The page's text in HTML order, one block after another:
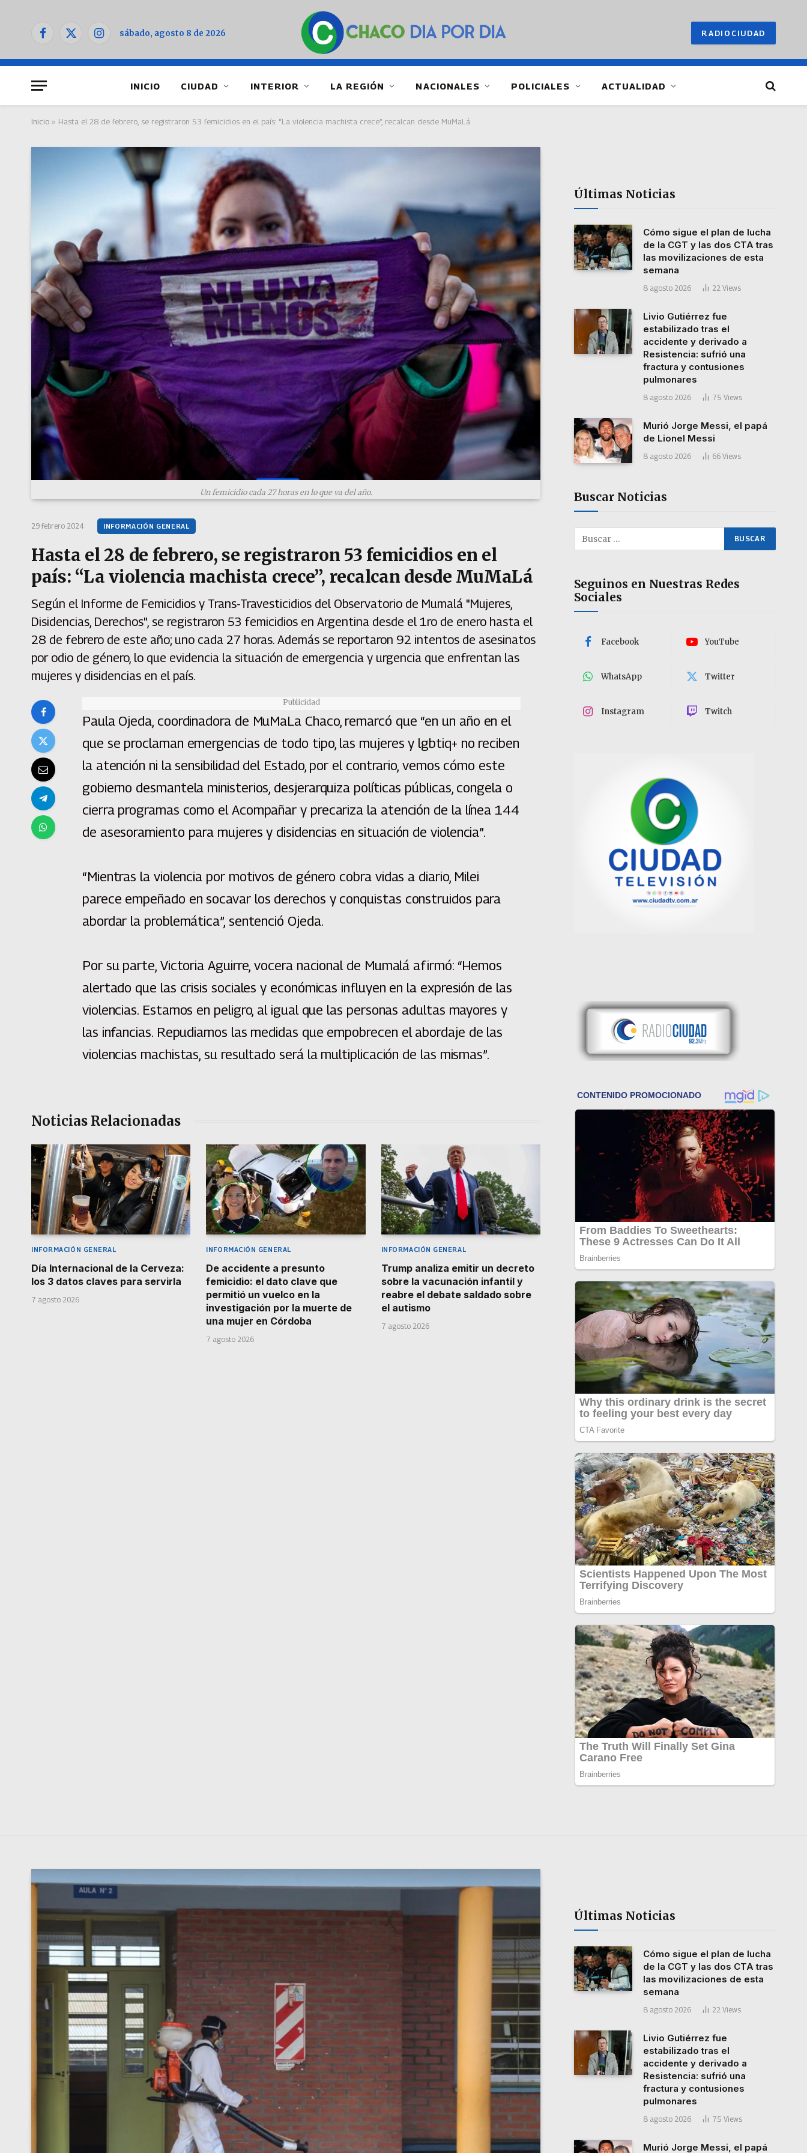
Facebook
X
Instagramsábado, agosto 8 de 2026 RADIOCIUDAD
INICIO CIUDAD INTERIOR LA REGIÓN NACIONALES POLICIALES ACTUALIDAD
Inicio » Hasta el 28 de febrero, se registraron 53 femicidios en el país: “La violencia machista crece”, recalcan desde MuMaLá
29 febrero 2024 INFORMACIÓN GENERAL
Hasta el 28 de febrero, se registraron 53 femicidios en el
país: “La violencia machista crece”, recalcan desde MuMaLá
Según el Informe de Femicidios y Trans-Travesticidios del Observatorio de Mumalá "Mujeres,
Disidencias, Derechos", se registraron 53 femicidios en Argentina desde el 1ro de enero hasta el
28 de febrero de este año; uno cada 27 horas. Además se reportaron 92 intentos de asesinatos
por odio de género, lo que evidencia la situación de emergencia y urgencia que enfrentan las
mujeres y disidencias en el país.
Un femicidio cada 27 horas en lo que va del año.
Publicidad
Paula Ojeda, coordinadora de MuMaLa Chaco, remarcó que “en un año en el
que se proclaman emergencias de todo tipo, las mujeres y lgbtiq+ no reciben
la atención ni la sensibilidad del Estado, por el contrario, vemos cómo este
gobierno desmantela ministerios, desjerarquiza políticas públicas, congela o
cierra programas como el Acompañar y precariza la atención de la línea 144
de asesoramiento para mujeres y disidencias en situación de violencia”.
“Mientras la violencia por motivos de género cobra vidas a diario, Milei
parece empeñado en socavar los derechos y conquistas construidos para
abordar la problemática”, sentenció Ojeda.
Por su parte, Victoria Aguirre, vocera nacional de Mumalá afirmó: “Hemos
alertado que las crisis sociales y económicas influyen en la expresión de las
violencias. Estamos en peligro, al igual que las personas adultas mayores y
las infancias. Repudiamos las medidas que empobrecen el abordaje de las
violencias machistas, su resultado será la multiplicación de las mismas”.
Noticias Relacionadas
INFORMACIÓN GENERAL
Día Internacional de la Cerveza:
los 3 datos claves para servirla
7 agosto 2026
INFORMACIÓN GENERAL
De accidente a presunto
femicidio: el dato clave que
permitió un vuelco en la
investigación por la muerte de
una mujer en Córdoba
7 agosto 2026
INFORMACIÓN GENERAL
Trump analiza emitir un decreto
sobre la vacunación infantil y
reabre el debate saldado sobre
el autismo
7 agosto 2026
Últimas Noticias
Cómo sigue el plan de lucha
de la CGT y las dos CTA tras
las movilizaciones de esta
semana
8 agosto 2026 22 Views
Livio Gutiérrez fue
estabilizado tras el
accidente y derivado a
Resistencia: sufrió una
fractura y contusiones
pulmonares
8 agosto 2026 75 Views
Murió Jorge Messi, el papá
de Lionel Messi
8 agosto 2026 66 Views
Buscar Noticias
Seguinos en Nuestras Redes
Sociales
Facebook YouTube
WhatsApp Twitter
Instagram Twitch
Últimas Noticias
Cómo sigue el plan de lucha
de la CGT y las dos CTA tras
las movilizaciones de esta
semana
8 agosto 2026 22 Views
Livio Gutiérrez fue
estabilizado tras el
accidente y derivado a
Resistencia: sufrió una
fractura y contusiones
pulmonares
8 agosto 2026 75 Views
Murió Jorge Messi, el papá